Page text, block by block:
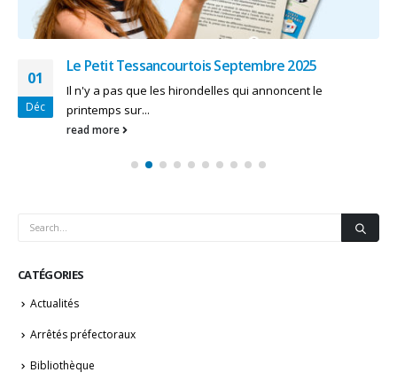
25
Juil
Le Petit Tessancourtois Avril 2025
Il n'y a pas que les hirondelles qui annoncent le
printemps sur...
read more
CATÉGORIES
Actualités
Arrêtés préfectoraux
Bibliothèque